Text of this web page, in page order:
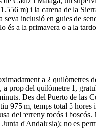
m) i la carena de la
inclusió en guies de
a la primavera o a la
a 2 quilòmetres
prop del quilòmetre 1,
Des del Puerto de las
975 m, temps total 3
del terreny rocós i
d'Andalusia); no es